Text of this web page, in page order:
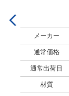
メーカー
通常価格
通常出荷日
材質